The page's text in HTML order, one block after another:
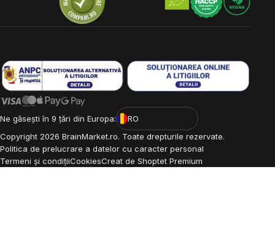
Ne găsești în 9 țări din Europa:
RO
Copyright 2026 BrainMarket.ro. Toate drepturile rezervate.
Politica de prelucrare a datelor cu caracter personal
Termeni și condițiiCookiesCreat de Shoptet Premium